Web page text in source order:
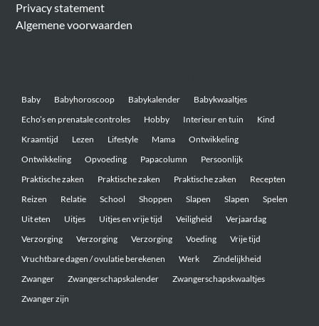
Privacy statement
Algemene voorwaarden
Baby Babyhoroscoop Babykalender
Babykwaaltjes
Echo’s en prenatale controles
Hobby Interieur en tuin
Kind
Kraamtijd
Lezen Lifestyle Mama
Ontwikkeling
Ontwikkeling
Opvoeding Papacolumn
Persoonlijk
Praktische zaken
Praktische zaken Praktische zaken
Recepten
Reizen
Relatie School Shoppen Slapen Slapen
Spelen
Uit eten
Uitjes Uitjes en vrije tijd Veiligheid
Verjaardag
Verzorging
Verzorging Verzorging Voeding
Vrije tijd
Vruchtbare dagen / ovulatie berekenen
Werk
Zindelijkheid
Zwanger
Zwangerschapskalender
Zwangerschapskwaaltjes
Zwanger zijn